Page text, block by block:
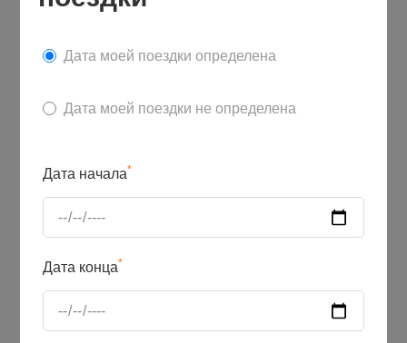
Дата моей поездки определена
Дата моей поездки не определена
Дата начала*
Дата конца*